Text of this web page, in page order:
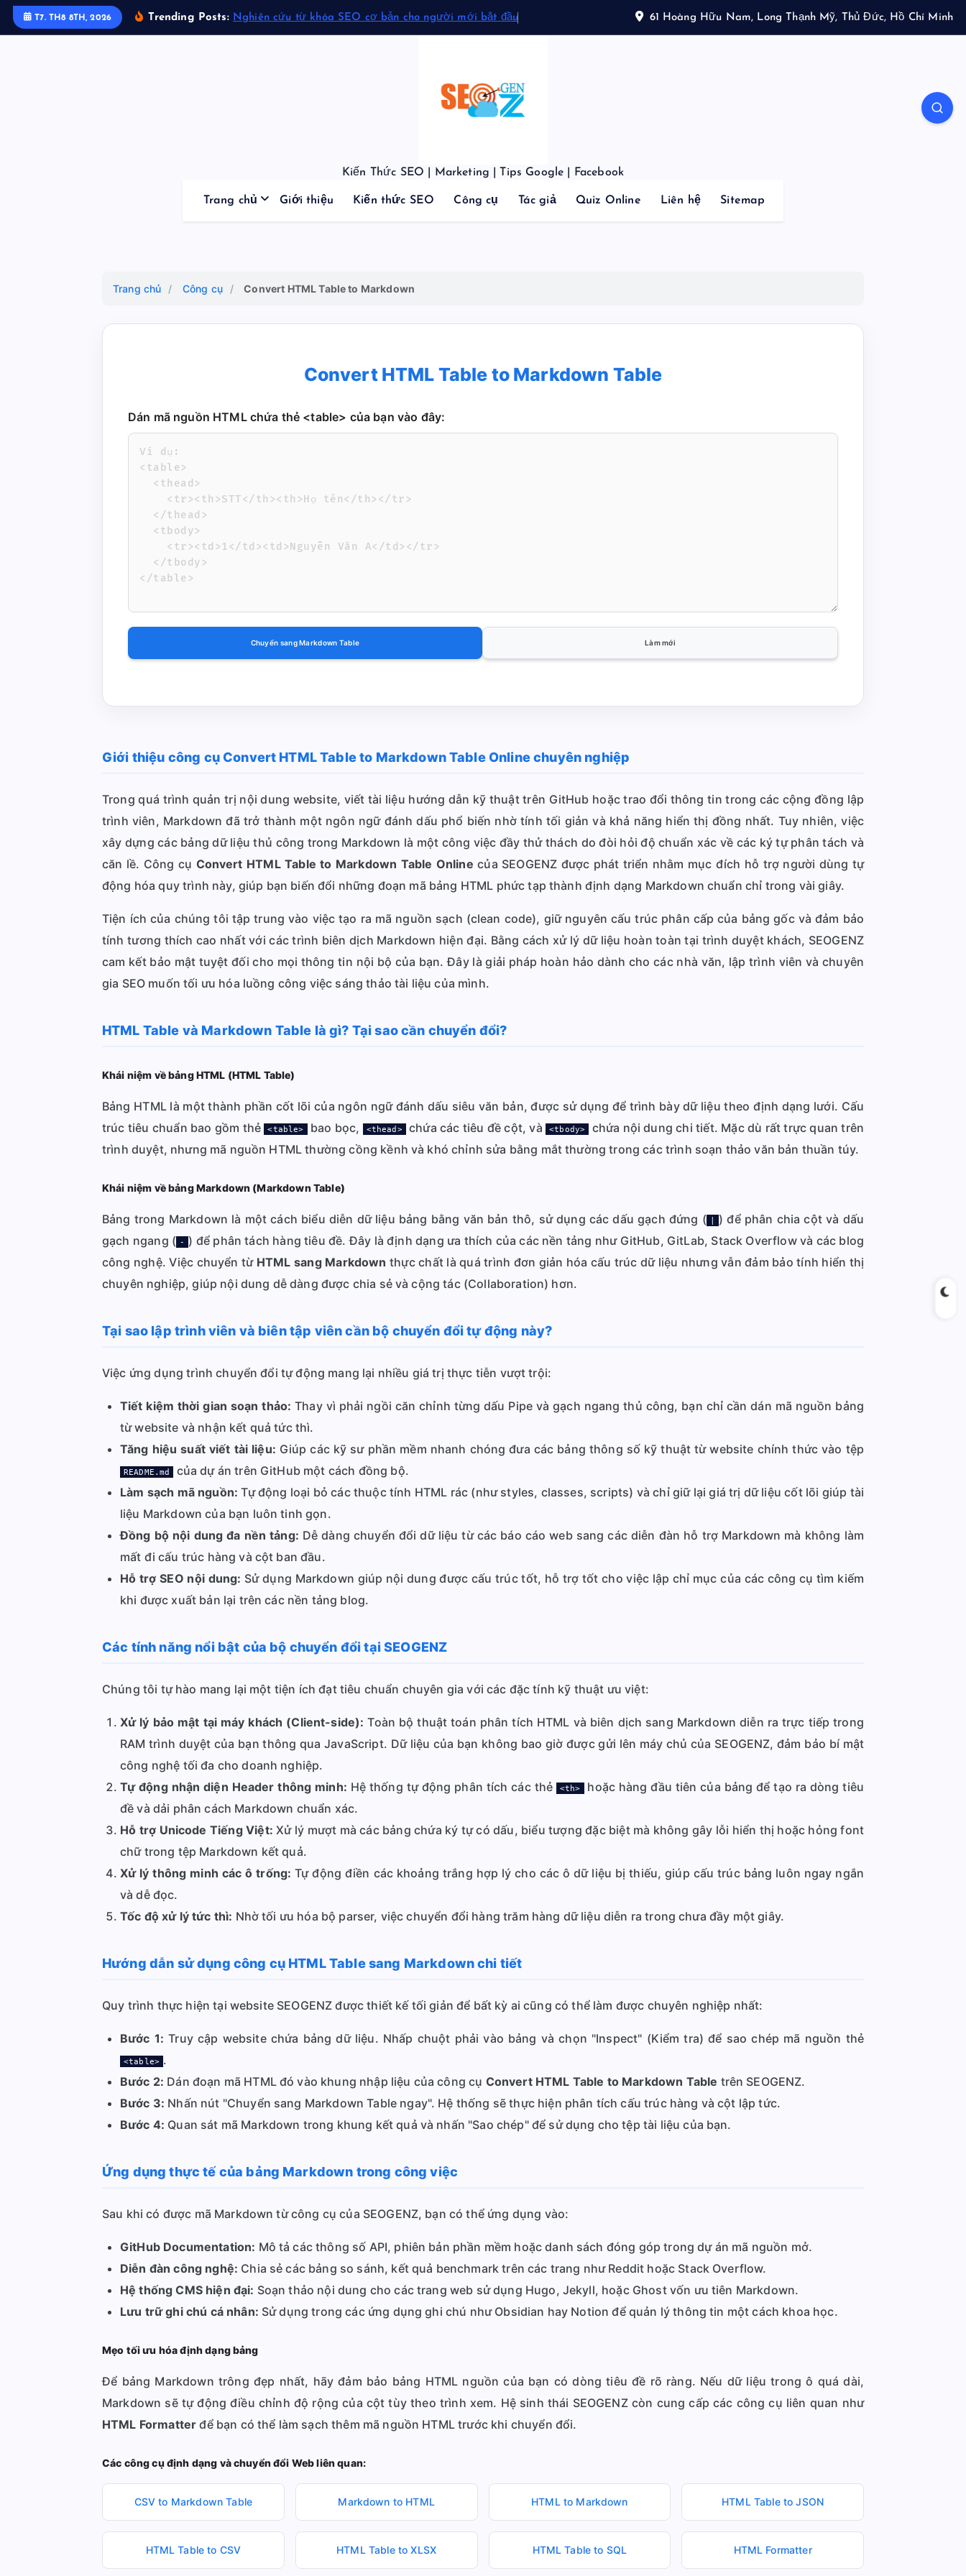
T7. TH8 8TH, 2026 Trending Posts: Nghiên cứu từ khóa SEO cơ bản cho người mới bắt đầu 61 Hoàng Hữu Nam, Long Thạnh Mỹ, Thủ Đức, Hồ Chí Minh
Kiến Thức SEO | Marketing | Tips Google | Facebook
Trang chủ Giới thiệu Kiến thức SEO Công cụ Tác giả Quiz Online Liên hệ Sitemap
Trang chủ / Công cụ / Convert HTML Table to Markdown
Convert HTML Table to Markdown Table
Dán mã nguồn HTML chứa thẻ <table> của bạn vào đây:
Chuyển sang Markdown Table Làm mới
Giới thiệu công cụ Convert HTML Table to Markdown Table Online chuyên nghiệp
Trong quá trình quản trị nội dung website, viết tài liệu hướng dẫn kỹ thuật trên GitHub hoặc trao đổi thông tin trong các cộng đồng lập
trình viên, Markdown đã trở thành một ngôn ngữ đánh dấu phổ biến nhờ tính tối giản và khả năng hiển thị đồng nhất. Tuy nhiên, việc
xây dựng các bảng dữ liệu thủ công trong Markdown là một công việc đầy thử thách do đòi hỏi độ chuẩn xác về các ký tự phân tách và
căn lề. Công cụ Convert HTML Table to Markdown Table Online của SEOGENZ được phát triển nhằm mục đích hỗ trợ người dùng tự
động hóa quy trình này, giúp bạn biến đổi những đoạn mã bảng HTML phức tạp thành định dạng Markdown chuẩn chỉ trong vài giây.
Tiện ích của chúng tôi tập trung vào việc tạo ra mã nguồn sạch (clean code), giữ nguyên cấu trúc phân cấp của bảng gốc và đảm bảo
tính tương thích cao nhất với các trình biên dịch Markdown hiện đại. Bằng cách xử lý dữ liệu hoàn toàn tại trình duyệt khách, SEOGENZ
cam kết bảo mật tuyệt đối cho mọi thông tin nội bộ của bạn. Đây là giải pháp hoàn hảo dành cho các nhà văn, lập trình viên và chuyên
gia SEO muốn tối ưu hóa luồng công việc sáng thảo tài liệu của mình.
HTML Table và Markdown Table là gì? Tại sao cần chuyển đổi?
Khái niệm về bảng HTML (HTML Table)
Bảng HTML là một thành phần cốt lõi của ngôn ngữ đánh dấu siêu văn bản, được sử dụng để trình bày dữ liệu theo định dạng lưới. Cấu
trúc tiêu chuẩn bao gồm thẻ <table> bao bọc, <thead> chứa các tiêu đề cột, và <tbody>
chứa nội dung chi tiết. Mặc dù rất trực quan trên
trình duyệt, nhưng mã nguồn HTML thường cồng kềnh và khó chỉnh sửa bằng mắt thường trong các trình soạn thảo văn bản thuần túy.
Khái niệm về bảng Markdown (Markdown Table)
Bảng trong Markdown là một cách biểu diễn dữ liệu bảng bằng văn bản thô, sử dụng các dấu gạch đứng (
) để phân chia cột và dấu
gạch ngang ( - ) để phân tách hàng tiêu đề. Đây là định dạng ưa thích của các nền tảng như GitHub, GitLab, Stack Overflow và các blog
công nghệ. Việc chuyển từ HTML sang Markdown thực chất là quá trình đơn giản hóa cấu trúc dữ liệu nhưng vẫn đảm bảo tính hiển thị
chuyên nghiệp, giúp nội dung dễ dàng được chia sẻ và cộng tác (Collaboration) hơn.
Tại sao lập trình viên và biên tập viên cần bộ chuyển đổi tự động này?
Việc ứng dụng trình chuyển đổi tự động mang lại nhiều giá trị thực tiễn vượt trội:
Tiết kiệm thời gian soạn thảo: Thay vì phải ngồi căn chỉnh từng dấu Pipe và gạch ngang thủ công, bạn chỉ cần dán mã nguồn bảng
từ website và nhận kết quả tức thì.
Tăng hiệu suất viết tài liệu: Giúp các kỹ sư phần mềm nhanh chóng đưa các bảng thông số kỹ thuật từ website chính thức vào tệp
README.md
của dự án trên GitHub một cách đồng bộ.
Làm sạch mã nguồn: Tự động loại bỏ các thuộc tính HTML rác (như styles, classes, scripts) và chỉ giữ lại giá trị dữ liệu cốt lõi giúp tài
liệu Markdown của bạn luôn tinh gọn.
Đồng bộ nội dung đa nền tảng: Dễ dàng chuyển đổi dữ liệu từ các báo cáo web sang các diễn đàn hỗ trợ Markdown mà không làm
mất đi cấu trúc hàng và cột ban đầu.
Hỗ trợ SEO nội dung: Sử dụng Markdown giúp nội dung được cấu trúc tốt, hỗ trợ tốt cho việc lập chỉ mục của các công cụ tìm kiếm
khi được xuất bản lại trên các nền tảng blog.
Các tính năng nổi bật của bộ chuyển đổi tại SEOGENZ
Chúng tôi tự hào mang lại một tiện ích đạt tiêu chuẩn chuyên gia với các đặc tính kỹ thuật ưu việt:
Xử lý bảo mật tại máy khách (Client-side): Toàn bộ thuật toán phân tích HTML và biên dịch sang Markdown diễn ra trực tiếp trong
RAM trình duyệt của bạn thông qua JavaScript. Dữ liệu của bạn không bao giờ được gửi lên máy chủ của SEOGENZ, đảm bảo bí mật
công nghệ tối đa cho doanh nghiệp.
Tự động nhận diện Header thông minh: Hệ thống tự động phân tích các thẻ <th> hoặc hàng đầu tiên của bảng để tạo ra dòng tiêu
đề và dải phân cách Markdown chuẩn xác.
Hỗ trợ Unicode Tiếng Việt: Xử lý mượt mà các bảng chứa ký tự có dấu, biểu tượng đặc biệt mà không gây lỗi hiển thị hoặc hỏng font
chữ trong tệp Markdown kết quả.
Xử lý thông minh các ô trống: Tự động điền các khoảng trắng hợp lý cho các ô dữ liệu bị thiếu, giúp cấu trúc bảng luôn ngay ngắn
và dễ đọc.
Tốc độ xử lý tức thì: Nhờ tối ưu hóa bộ parser, việc chuyển đổi hàng trăm hàng dữ liệu diễn ra trong chưa đầy một giây.
Hướng dẫn sử dụng công cụ HTML Table sang Markdown chi tiết
Quy trình thực hiện tại website SEOGENZ được thiết kế tối giản để bất kỳ ai cũng có thể làm được chuyên nghiệp nhất:
Bước 1: Truy cập website chứa bảng dữ liệu. Nhấp chuột phải vào bảng và chọn "Inspect" (Kiểm tra) để sao chép mã nguồn thẻ
<table> .
Bước 2: Dán đoạn mã HTML đó vào khung nhập liệu của công cụ Convert HTML Table to Markdown Table trên SEOGENZ.
Bước 3: Nhấn nút "Chuyển sang Markdown Table ngay". Hệ thống sẽ thực hiện phân tích cấu trúc hàng và cột lập tức.
Bước 4: Quan sát mã Markdown trong khung kết quả và nhấn "Sao chép" để sử dụng cho tệp tài liệu của bạn.
Ứng dụng thực tế của bảng Markdown trong công việc
Sau khi có được mã Markdown từ công cụ của SEOGENZ, bạn có thể ứng dụng vào:
GitHub Documentation: Mô tả các thông số API, phiên bản phần mềm hoặc danh sách đóng góp trong dự án mã nguồn mở.
Diễn đàn công nghệ: Chia sẻ các bảng so sánh, kết quả benchmark trên các trang như Reddit hoặc Stack Overflow.
Hệ thống CMS hiện đại: Soạn thảo nội dung cho các trang web sử dụng Hugo, Jekyll, hoặc Ghost vốn ưu tiên Markdown.
Lưu trữ ghi chú cá nhân: Sử dụng trong các ứng dụng ghi chú như Obsidian hay Notion để quản lý thông tin một cách khoa học.
Mẹo tối ưu hóa định dạng bảng
Để bảng Markdown trông đẹp nhất, hãy đảm bảo bảng HTML nguồn của bạn có dòng tiêu đề rõ ràng. Nếu dữ liệu trong ô quá dài,
Markdown sẽ tự động điều chỉnh độ rộng của cột tùy theo trình xem. Hệ sinh thái SEOGENZ còn cung cấp các công cụ liên quan như
HTML Formatter để bạn có thể làm sạch thêm mã nguồn HTML trước khi chuyển đổi.
Các công cụ định dạng và chuyển đổi Web liên quan:
CSV to Markdown Table Markdown to HTML HTML to Markdown HTML Table to JSON
HTML Table to CSV HTML Table to XLSX HTML Table to SQL HTML Formatter